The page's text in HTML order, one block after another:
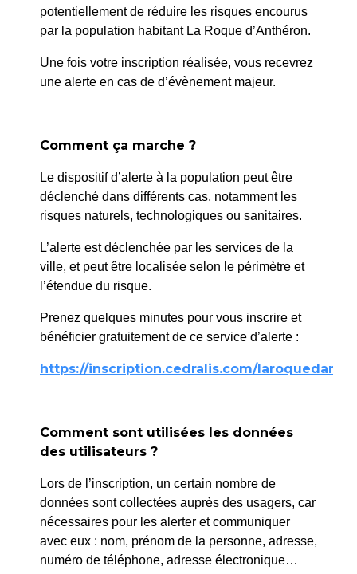
Démarches administratives
État civil
En savoir plus
Urbanisme
En savoir plus
Élections
En savoir plus
Portail Famille
potentiellement de réduire les risques encourus
par la population habitant La Roque d’Anthéron.
Une fois votre inscription réalisée, vous recevrez
une alerte en cas de d’évènement majeur.
Comment ça marche ?
Le dispositif d’alerte à la population peut être
déclenché dans différents cas, notamment les
risques naturels, technologiques ou sanitaires.
L’alerte est déclenchée par les services de la
ville, et peut être localisée selon le périmètre et
l’étendue du risque.
Prenez quelques minutes pour vous inscrire et
bénéficier gratuitement de ce service d’alerte :
https://inscription.cedralis.com/
Comment sont utilisées les données
des utilisateurs ?
Lors de l’inscription, un certain nombre de
données sont collectées auprès des usagers, car
nécessaires pour les alerter et communiquer
avec eux : nom, prénom de la personne, adresse,
numéro de téléphone, adresse électronique…